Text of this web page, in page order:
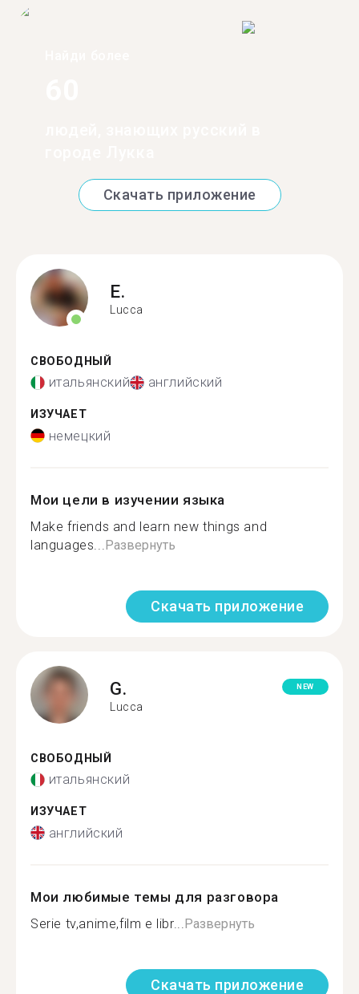
Скачать приложение
E.
Lucca
СВОБОДНЫЙ
итальянский английский
ИЗУЧАЕТ
немецкий
Мои цели в изучении языка
Make friends and learn new things and
languages... Развернуть
Скачать приложение
G.
Lucca
NEW
СВОБОДНЫЙ
итальянский
ИЗУЧАЕТ
английский
Мои любимые темы для разговора
Serie tv,anime,film e libr... Развернуть
Скачать приложение